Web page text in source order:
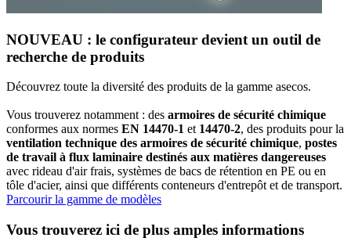
NOUVEAU : le configurateur devient un outil de
recherche de produits
Découvrez toute la diversité des produits de la gamme asecos.
Vous trouverez notamment : des armoires de sécurité chimique
conformes aux normes EN 14470-1 et 14470-2, des produits pour la
ventilation technique des armoires de sécurité chimique, postes
de travail à flux laminaire destinés aux matières dangereuses
avec rideau d'air frais, systèmes de bacs de rétention en PE ou en
tôle d'acier, ainsi que différents conteneurs d'entrepôt et de transport.
Parcourir la gamme de modèles
Vous trouverez ici de plus amples informations